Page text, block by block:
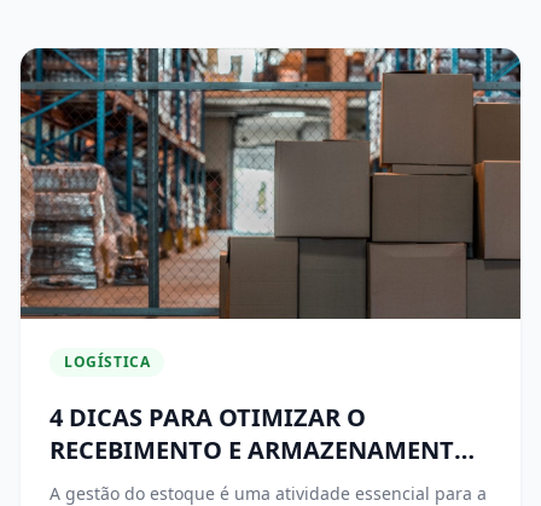
LOGÍSTICA
4 DICAS PARA OTIMIZAR O
RECEBIMENTO E ARMAZENAMENTO
DE MERCADORIAS
A gestão do estoque é uma atividade essencial para a